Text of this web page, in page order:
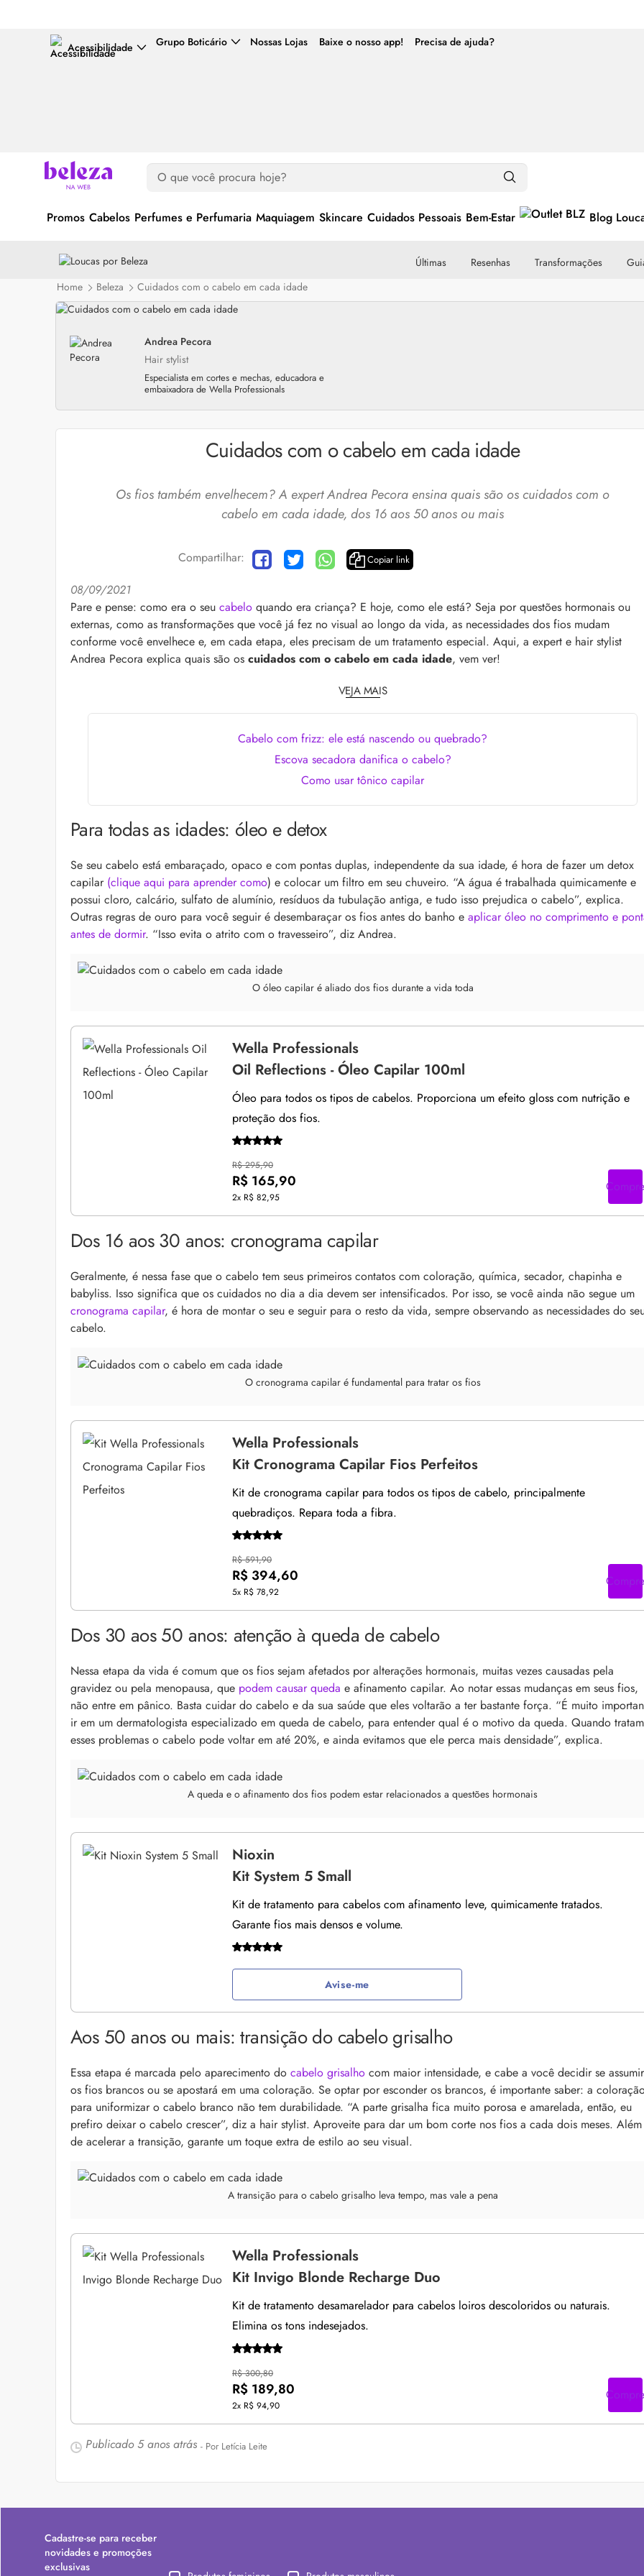
Acessibilidade Grupo Boticário Nossas Lojas Baixe o nosso app! Precisa de ajuda?
Promos Cabelos Perfumes e Perfumaria Maquiagem Skincare Cuidados Pessoais Bem-Estar Blog
Últimas Resenhas Transformações
Home
Beleza Cuidados com o cabelo em cada idade
Andrea Pecora
Hair stylist
Especialista em cortes e mechas, educadora e
embaixadora de Wella Professionals
Cuidados com o cabelo em cada idade
Os fios também envelhecem? A expert Andrea Pecora ensina quais são os cuidados com o
cabelo em cada idade, dos 16 aos 50 anos ou mais
Compartilhar: Copiar link
08/09/2021
Pare e pense: como era o seu cabelo quando era criança? E hoje, como ele está? Seja por questões hormonais ou
externas, como as transformações que você já fez no visual ao longo da vida, as necessidades dos fios mudam
conforme você envelhece e, em cada etapa, eles precisam de um tratamento especial. Aqui, a expert e hair stylist
Andrea Pecora explica quais são os cuidados com o cabelo em cada idade, vem ver!
VEJA MAIS
Cabelo com frizz: ele está nascendo ou quebrado?
Escova secadora danifica o cabelo?
Como usar tônico capilar
Para todas as idades: óleo e detox
Se seu cabelo está embaraçado, opaco e com pontas duplas, independente da sua idade, é hora de fazer um detox
capilar (clique aqui para aprender como) e colocar um filtro em seu chuveiro. “A água é trabalhada quimicamente e
possui cloro, calcário, sulfato de alumínio, resíduos da tubulação antiga, e tudo isso prejudica o cabelo”, explica.
Outras regras de ouro para você seguir é desembaraçar os fios antes do banho e aplicar óleo no comprimento e
antes de dormir. “Isso evita o atrito com o travesseiro”, diz Andrea.
O óleo capilar é aliado dos fios durante a vida toda
Wella Professionals
Oil Reflections - Óleo Capilar 100ml
Óleo para todos os tipos de cabelos. Proporciona um efeito gloss com nutrição e
proteção dos fios.
R$ 295,90
R$ 165,90
2x R$ 82,95
Compre
Dos 16 aos 30 anos: cronograma capilar
Geralmente, é nessa fase que o cabelo tem seus primeiros contatos com coloração, química, secador, chapinha e
babyliss. Isso significa que os cuidados no dia a dia devem ser intensificados. Por isso, se você ainda não segue um
cronograma capilar, é hora de montar o seu e seguir para o resto da vida, sempre observando as necessidades do
cabelo.
O cronograma capilar é fundamental para tratar os fios
Wella Professionals
Kit Cronograma Capilar Fios Perfeitos
Kit de cronograma capilar para todos os tipos de cabelo, principalmente
quebradiços. Repara toda a fibra.
R$ 591,90
R$ 394,60
5x R$ 78,92
Compre
Dos 30 aos 50 anos: atenção à queda de cabelo
Nessa etapa da vida é comum que os fios sejam afetados por alterações hormonais, muitas vezes causadas pela
gravidez ou pela menopausa, que podem causar queda e afinamento capilar. Ao notar essas mudanças em seus fios,
não entre em pânico. Basta cuidar do cabelo e da sua saúde que eles voltarão a ter bastante força. “É muito
ir em um dermatologista especializado em queda de cabelo, para entender qual é o motivo da queda. Quando
esses problemas o cabelo pode voltar em até 20%, e ainda evitamos que ele perca mais densidade”, explica.
A queda e o afinamento dos fios podem estar relacionados a questões hormonais
Nioxin
Kit System 5 Small
Kit de tratamento para cabelos com afinamento leve, quimicamente tratados.
Garante fios mais densos e volume.
Avise-me
Aos 50 anos ou mais: transição do cabelo grisalho
Essa etapa é marcada pelo aparecimento do cabelo grisalho com maior intensidade, e cabe a você decidir se
os fios brancos ou se apostará em uma coloração. Se optar por esconder os brancos, é importante saber: a
para uniformizar o cabelo branco não tem durabilidade. “A parte grisalha fica muito porosa e amarelada, então, eu
prefiro deixar o cabelo crescer”, diz a hair stylist. Aproveite para dar um bom corte nos fios a cada dois meses. Além
de acelerar a transição, garante um toque extra de estilo ao seu visual.
A transição para o cabelo grisalho leva tempo, mas vale a pena
Wella Professionals
Kit Invigo Blonde Recharge Duo
Kit de tratamento desamarelador para cabelos loiros descoloridos ou naturais.
Elimina os tons indesejados.
R$ 300,80
R$ 189,80
2x R$ 94,90
Compre
Publicado5 anos atrás - Por Letícia Leite
Cuidados com a barba: 4 dicas e produtos
O expert Willy Morales revela 5 cuidados com a
barba para você incluir no dia a dia. Veja quais
as recomendações do barbeiro
Queda de cabelo masculina: causas,
e mais
A queda de cabelo masculina é um quadro
comum, e a boa notícia é que é possível
minimizá-lo. Descubra como, aqui!
Klein se unem para o lançamento dos novos
Euphoria Elixir
para o lançamento de três novas fragrâncias da
icônica linha Euphoria
top 32 descontos em skincare, perfume,
maquiagem e cabelos, e renove seu
as melhores ofertas
Cadastre-se para receber
novidades e promoções
exclusivas